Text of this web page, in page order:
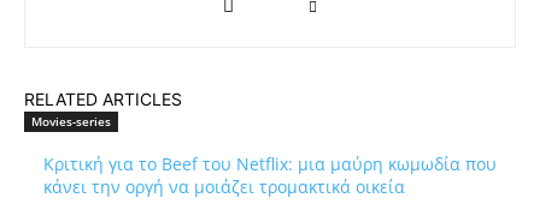
RELATED ARTICLES
Movies-series
Κριτική για το Beef του Netflix: μια μαύρη κωμωδία που
κάνει την οργή να μοιάζει τρομακτικά οικεία